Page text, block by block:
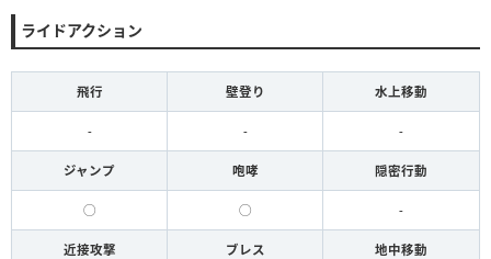
ライドアクション
飛行 壁登り 水上移動
- - -
ジャンプ 咆哮 隠密行動
◯ ◯ -
近接攻撃 ブレス 地中移動